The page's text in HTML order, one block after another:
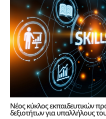
Νέος κύκλος εκπαιδευτικών
δεξιοτήτων για υπαλλήλους